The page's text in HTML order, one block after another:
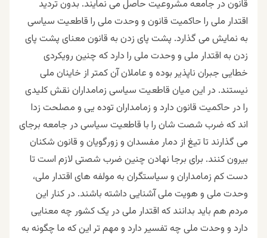
قانون در جامعه مشروعیت حاصل می نمایند. بدون تردید
اقتدار ملی را حاکمیت قانون و وحدت ملی را قاطعیت سیاسی
به نمایش می گذارد. پشت پای زدن به قانون معنای پشت پای
زدن به اقتدار ملی و وحدت ملی را دارد که چنین رویکردی
خطایی جبران ناپذیر بوده و عاملان آن کمتر از خاینان ملی
نیستند. در این میان قاطعیت سیاسی زمامداران نقش کلیدی
را در حاکمیت قانون دارد و زمامداران توده یی و مصلحت زدا
اند که ضرب شصت شان را با قاطعیت سیاسی در جامعه برجای
می گذارند تا تیغ از دمار مفسدان و زورگویان و قانون شکنان
بیرون کنند. برای برجا نهادن چنین ضرب شصتی لازم است تا
دست کم زمامداران و سیاستگران به مولفه های اقتدار ملی،
وحدت ملی و هویت ملی آشنایی داشته باشند. در کنار این
مردم هم باید بدانند که اقتدار ملی در یک کشور چه معنایی
دارد و وحدت ملی چه تفسیر دارد و مهم تر این که ما چگونه به